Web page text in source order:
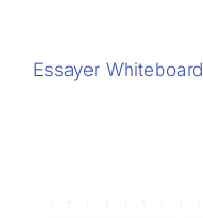
Essayer